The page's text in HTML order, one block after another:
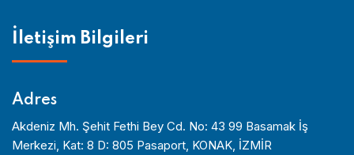
İletişim Bilgileri
Adres
Akdeniz Mh. Şehit Fethi Bey Cd. No: 43 99 Basamak İş
Merkezi, Kat: 8 D: 805 Pasaport, KONAK, İZMİR